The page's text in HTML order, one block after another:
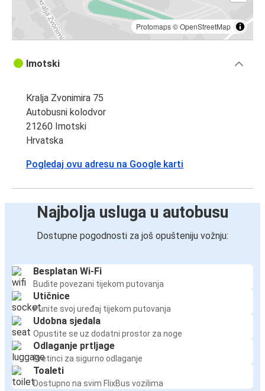
Protomaps©OpenStreetMap
Imotski
Kralja Zvonimira 75
Autobusni kolodvor
21260 Imotski
Hrvatska
Pogledaj ovu adresu na Google karti
Najbolja usluga u autobusu
Dostupne pogodnosti za još opušteniju vožnju:
Besplatan Wi-Fi
Budite povezani tijekom putovanja
Utičnice
Punite svoj uređaj tijekom putovanja
Udobna sjedala
Opustite se uz dodatni prostor za noge
Odlaganje prtljage
Pretinci za sigurno odlaganje
Toaleti
Dostupno na svim FlixBus vozilima